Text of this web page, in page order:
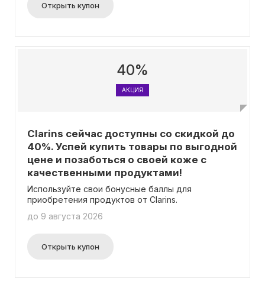
Открыть купон
40%
АКЦИЯ
Clarins сейчас доступны со скидкой до
40%. Успей купить товары по выгодной
цене и позаботься о своей коже с
качественными продуктами!
Используйте свои бонусные баллы для
приобретения продуктов от Clarins.
до 9 августа 2026
Открыть купон